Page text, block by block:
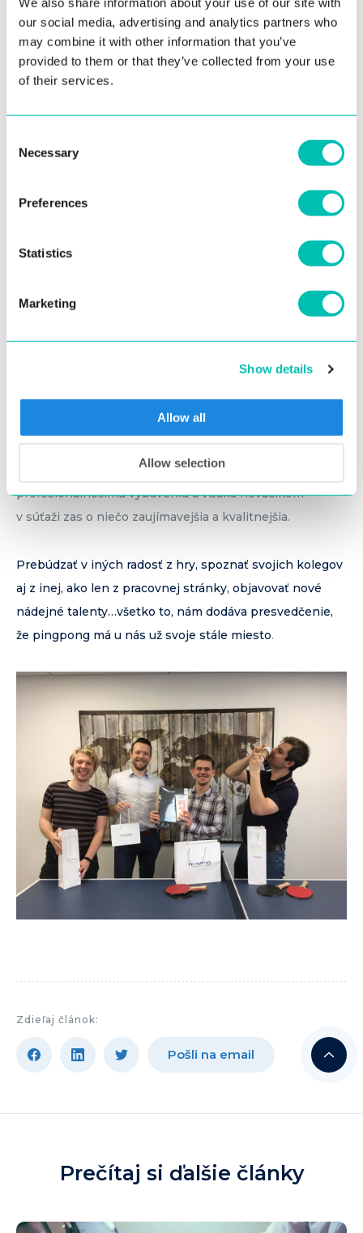
our social media, advertising and analytics partners who
may combine it with other information that you’ve
provided to them or that they’ve collected from your use
of their services.
Selection
Necessary
Preferences
Statistics
Marketing
Show details
Allow all
Allow selection
Prevahu v účasti na turnaji získali naši kolegovia, no
hráčky sa snažili v zápasoch obhájiť svoj status favorita
alebo prekvapiť nečakaným výsledkom.Keďže turnaj bol
do poslednej chvíle veľmi napínavý a výsledky skončili
s tesným skóre, rozhodli sme sa oceniť nie len tri prvé
Ak by
sme však mohli oceniť vytrvalosť, bojovnosť a čestnosť,
ocenení by boli všetci zúčastnení
Zimným turnajom to nekončí
naša chuť sa zlepšovať a pokračovať v tom čo nás baví
sa neskončila. Rozhodli sme sa ďalej trénovať, naberať
skúsenosti, profilovať osobité štýly hry a opäť dať
priestor tímovej aktivite. Tento krát rozbiehamejarnú
, ktorá bude vďaka novému –
profesionálnešimu vybaveniu a vďaka nováčikom
v súťaži zas o niečo zaujímavejšia a kvalitnejšia.
Prebúdzať v iných radosť z hry, spoznať svojich kolegov
aj z inej, ako len z pracovnej stránky, objavovať nové
nádejné talenty…všetko to, nám dodáva presvedčenie,
že pingpong má u nás už svoje stále miesto.
Zdieľaj článok:
Pošli na email
Prečítaj si ďalšie články